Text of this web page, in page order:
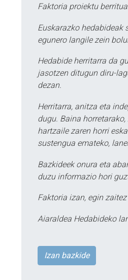
Faktoria proiektu
Euskarazko hedabideak
egunero langile zein
Hedabide herritarra da
jasotzen ditugun diru-
dezan.
Herritarra, anitza eta
dugu. Baina
hartzaile zaren horri
sustengua emateko,
Bazkideek onura eta
duzu informazio hori
Faktoria izan, egin
Aiaraldea Hedabideko
Izan bazkide